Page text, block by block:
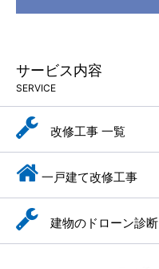
サービス内容
SERVICE
改修工事 一覧
一戸建て改修工事
建物のドローン診断